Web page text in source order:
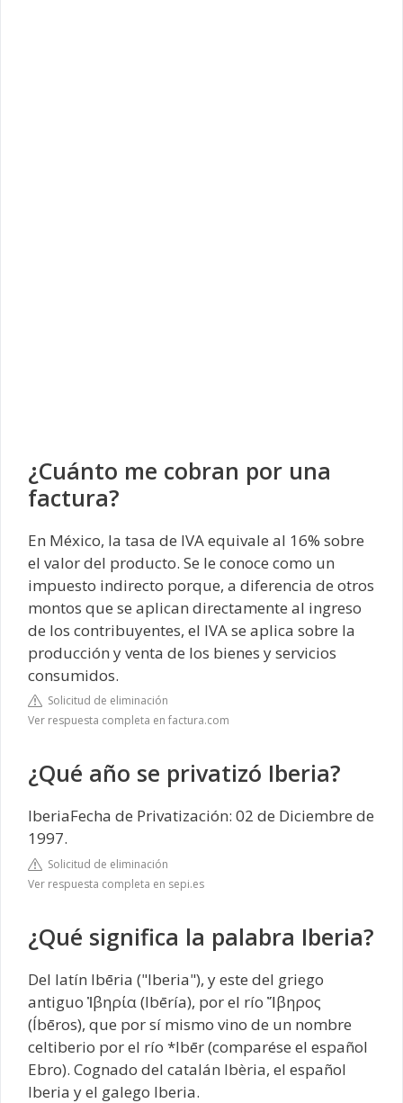
¿Cuánto me cobran por una
factura?
En México, la tasa de IVA equivale al 16% sobre
el valor del producto. Se le conoce como un
impuesto indirecto porque, a diferencia de otros
montos que se aplican directamente al ingreso
de los contribuyentes, el IVA se aplica sobre la
producción y venta de los bienes y servicios
consumidos.
Solicitud de eliminación
Ver respuesta completa en factura.com
¿Qué año se privatizó Iberia?
IberiaFecha de Privatización: 02 de Diciembre de
1997.
Solicitud de eliminación
Ver respuesta completa en sepi.es
¿Qué significa la palabra Iberia?
Del latín Ibēria ("Iberia"), y este del griego
antiguo Ἰβηρία (Ibēría), por el río Ἴβηρος
(Íbēros), que por sí mismo vino de un nombre
celtiberio por el río *Ibēr (comparése el español
Ebro). Cognado del catalán Ibèria, el español
Iberia y el galego Iberia.